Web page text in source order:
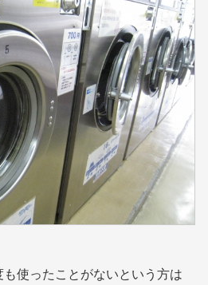
使ったことがないという方は